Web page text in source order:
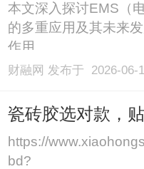
本文深入探讨EMS（
的多重应用及其未来
作用。......
财融网 发布于 2026-
瓷砖胶选对款，
https://
bd?